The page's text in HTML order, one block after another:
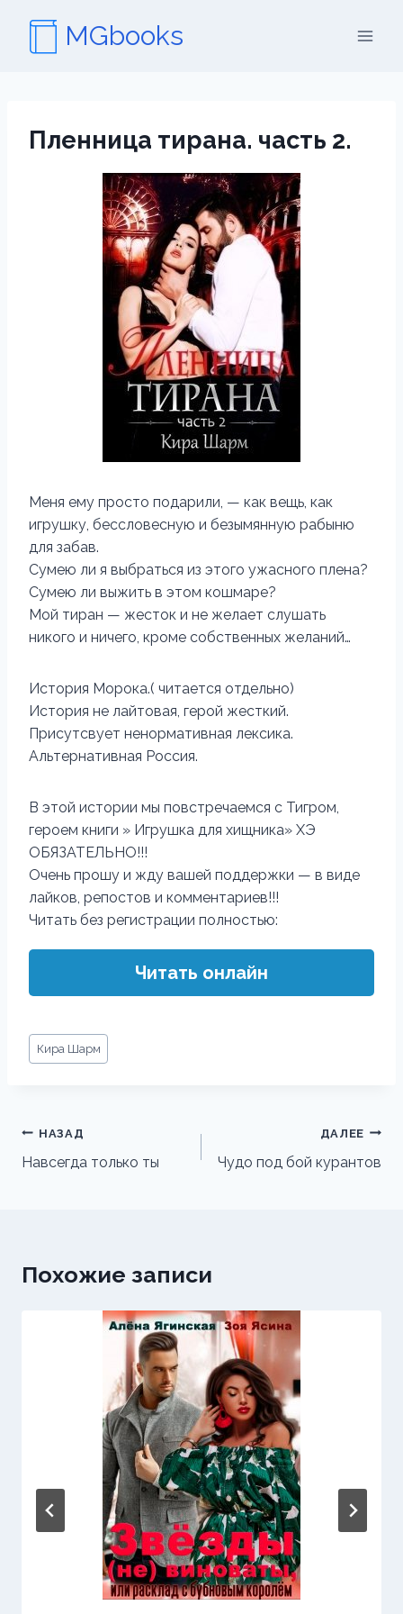
содержимому
MGbooks
Пленница тирана. часть 2.
Меня ему просто подарили, — как вещь, как
игрушку, бессловесную и безымянную рабыню
для забав.
Сумею ли я выбраться из этого ужасного плена?
Сумею ли выжить в этом кошмаре?
Мой тиран — жесток и не желает слушать
никого и ничего, кроме собственных желаний…
История Морока.( читается отдельно)
История не лайтовая, герой жесткий.
Присутсвует ненормативная лексика.
Альтернативная Россия.
В этой истории мы повстречаемся с Тигром,
героем книги » Игрушка для хищника» ХЭ
ОБЯЗАТЕЛЬНО!!!
Очень прошу и жду вашей поддержки — в виде
лайков, репостов и комментариев!!!
Читать без регистрации полностью:
Читать онлайн
Метки
записи:
Кира Шарм
Навигация
по
НАЗАД
Навсегда только ты
ДАЛЕЕ
Чудо под бой курантов
Похожие записи